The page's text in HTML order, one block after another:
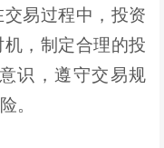
易过程中，投资
，制定合理的投
识，遵守交易规
。